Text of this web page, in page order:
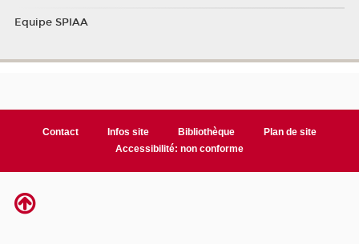
Equipe SPIAA
Contact Infos site Bibliothèque
Plan de site
Accessibilité: non conforme